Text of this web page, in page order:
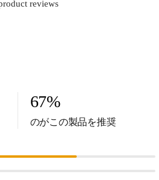
reviews
67%
のがこの製品を推奨